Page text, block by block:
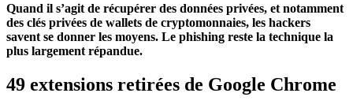
Quand il s’agit de récupérer des données privées, et notamment
des clés privées de wallets de cryptomonnaies, les hackers
savent se donner les moyens. Le phishing reste la technique la
plus largement répandue.
49 extensions retirées de Google Chrome